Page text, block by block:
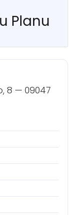
Planu
8 — 09047